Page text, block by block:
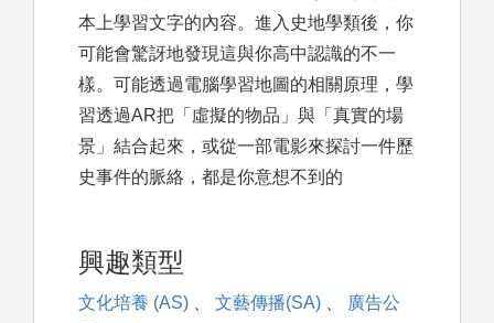
本上學習文字的內容。進入史地學類後，你
可能會驚訝地發現這與你高中認識的不一
樣。可能透過電腦學習地圖的相關原理，學
習透過AR把「虛擬的物品」與「真實的場
景」結合起來，或從一部電影來探討一件歷
史事件的脈絡，都是你意想不到的
興趣類型
文化培養 (AS) 、 文藝傳播(SA) 、
廣告公